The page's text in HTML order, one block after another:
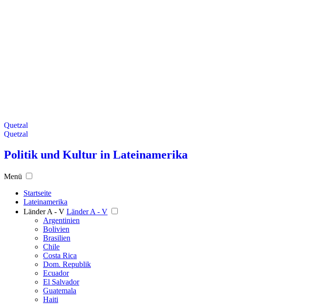
Quetzal
Quetzal
Politik und Kultur in Lateinamerika
Menü
Startseite
Lateinamerika
Länder A - V Länder A - V
Argentinien
Bolivien
Brasilien
Chile
Costa Rica
Dom. Republik
Ecuador
El Salvador
Guatemala
Haiti